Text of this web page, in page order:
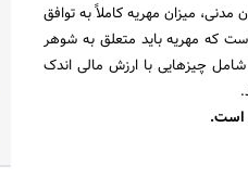
میزان مهریه کاملاً به توافق
که مهریه باید متعلق به شوهر
شامل چیزهایی با ارزش مالی اندک
است.